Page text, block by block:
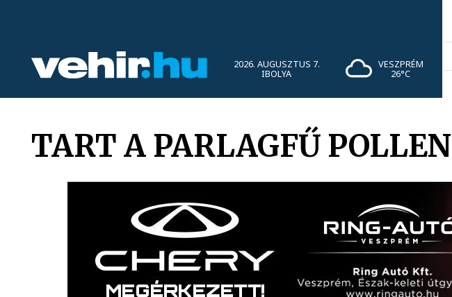
2026. AUGUSZTUS 7.
IBOLYA
VESZPRÉM
26°C
TART A PARLAGFŰ